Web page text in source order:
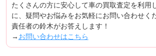
たくさんの方に安心して車の買取査定を利用
に、疑問やお悩みをお気軽にお問い合わせく
責任者の鈴木がお答えします！
→ お問い合わせはこちら